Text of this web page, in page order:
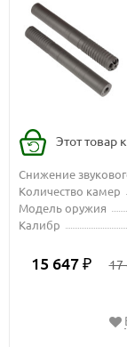
Этот товар
Снижение
Количество камер
Модель оружия
Калибр
15 647 ₽ 17